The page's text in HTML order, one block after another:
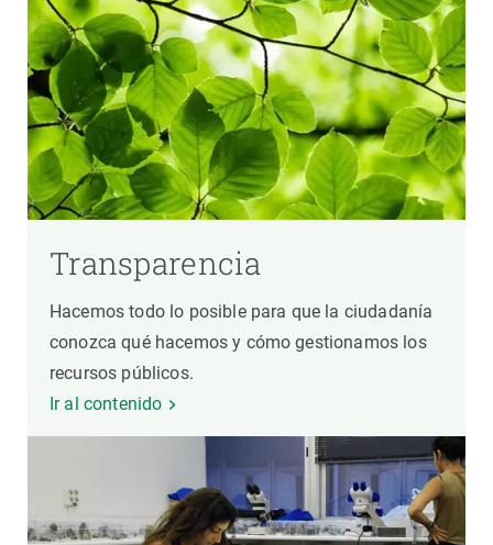
Transparencia
Hacemos todo lo posible para que la ciudadanía
conozca qué hacemos y cómo gestionamos los
recursos públicos.
Ir al contenido